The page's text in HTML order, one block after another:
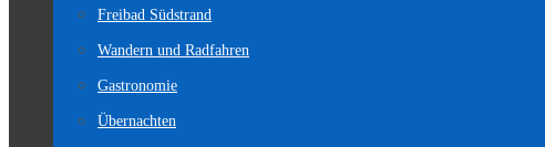
Freibad Südstrand
Wandern und Radfahren
Gastronomie
Übernachten